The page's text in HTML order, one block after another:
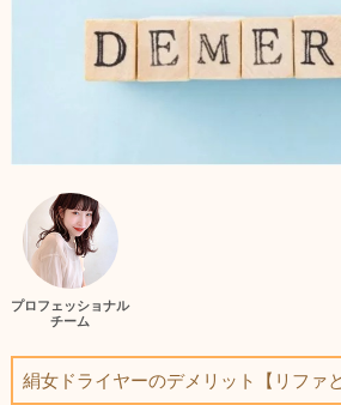
プロフェッショナル
チーム
絹女ドライヤーのデメリット【リファと